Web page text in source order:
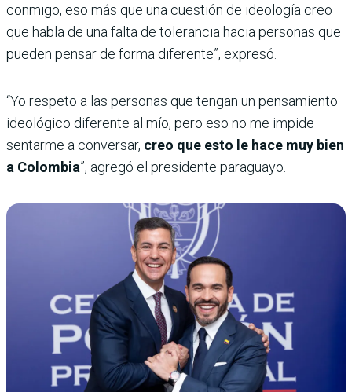
conmigo, eso más que una cuestión de ideología creo
que habla de una falta de tolerancia hacia personas que
pueden pensar de forma diferente”, expresó.
“Yo respeto a las personas que tengan un pensamiento
ideológico diferente al mío, pero eso no me impide
sentarme a conversar, creo que esto le hace muy bien
a Colombia”, agregó el presidente paraguayo.